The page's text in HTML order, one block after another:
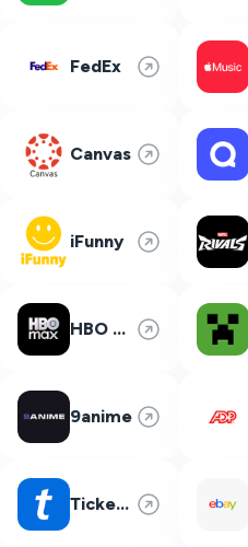
FedEx
Canvas
iFunny
HBO Max
9anime
Ticketmaster